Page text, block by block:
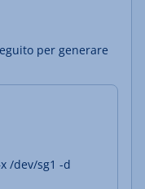
per generare
/dev/sg1 -d